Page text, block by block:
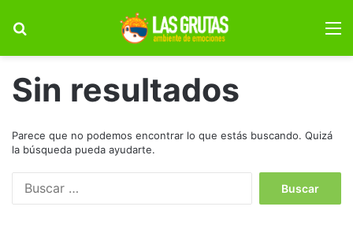
Sin resultados
Parece que no podemos encontrar lo que estás buscando. Quizá
la búsqueda pueda ayudarte.